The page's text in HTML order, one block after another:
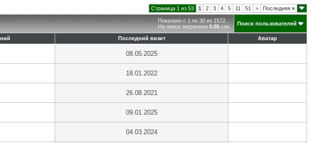
Страница 1 из 53 1 2 3 4 5 11 51 > Последняя »
Показано с 1 по 30 из 1572.
На поиск затрачено 0.05 сек. Поиск пользователей
Последний визит Аватар
08.05.2025
18.01.2022
26.08.2021
09.01.2025
04.03.2024